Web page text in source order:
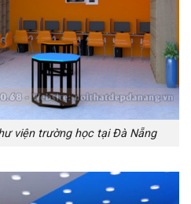
viện trường học tại Đà Nẵng